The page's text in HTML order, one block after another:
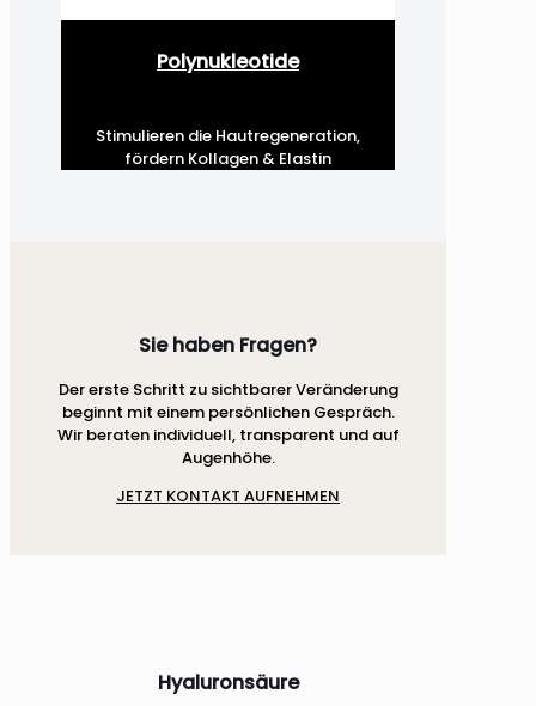
Polynukleotide
Stimulieren die Hautregeneration,
fördern Kollagen & Elastin
Sie haben Fragen?
Der erste Schritt zu sichtbarer Veränderung
beginnt mit einem persönlichen Gespräch.
Wir beraten individuell, transparent und auf
Augenhöhe.
JETZT KONTAKT AUFNEHMEN
Hyaluronsäure